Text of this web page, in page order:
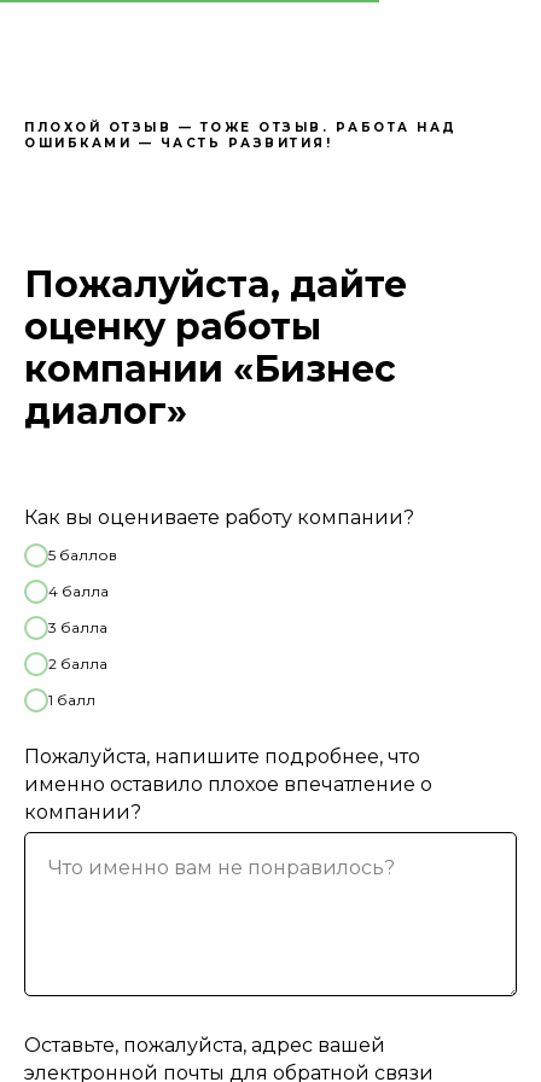
ПЛОХОЙ ОТЗЫВ — ТОЖЕ ОТЗЫВ. РАБОТА НАД
ОШИБКАМИ — ЧАСТЬ РАЗВИТИЯ!
Пожалуйста, дайте
оценку работы
компании «Бизнес
диалог»
Как вы оцениваете работу компании?
5 баллов
4 балла
3 балла
2 балла
1 балл
Пожалуйста, напишите подробнее, что
именно оставило плохое впечатление о
компании?
Что именно вам не понравилось?
Оставьте, пожалуйста, адрес вашей
электронной почты для обратной связи